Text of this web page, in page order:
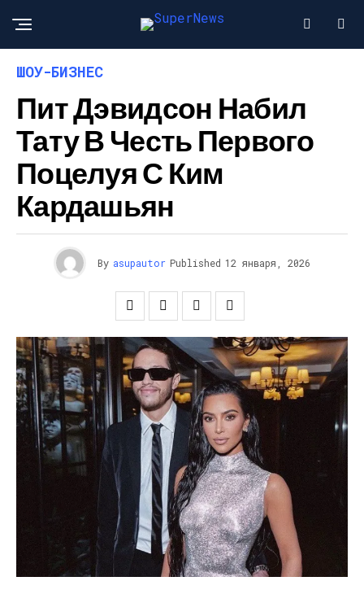
ШОУ-БИЗНЕС
Пит Дэвидсон Набил
Тату В Честь Первого
Поцелуя С Ким
Кардашьян
By asupautor Published 12 января, 2026